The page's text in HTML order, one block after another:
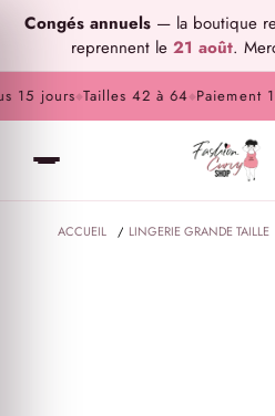
Congés annuels — la boutique
reprennent le 21 août.
jours◆Tailles 42 à 64◆Paiement
ACCUEIL / LINGERIE GRANDE TAILLE